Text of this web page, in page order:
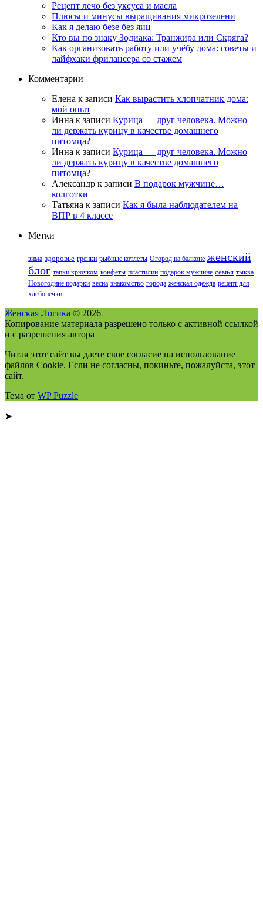
Рецепт лечо без уксуса и масла
Плюсы и минусы выращивания микрозелени
Как я делаю безе без яиц
Кто вы по знаку Зодиака: Транжира или Скряга?
Как организовать работу или учёбу дома: советы и
лайфхаки фрилансера со стажем
Комментарии
Елена к записи Как вырастить хлопчатник дома:
мой опыт
Инна к записи Курица — друг человека. Можно
ли держать курицу в качестве домашнего
питомца?
Инна к записи Курица — друг человека. Можно
ли держать курицу в качестве домашнего
питомца?
Александр к записи В подарок мужчине…
колготки
Татьяна к записи Как я была наблюдателем на
ВПР в 4 классе
Метки
зима здоровье гренки рыбные котлеты Огород на балконе женский
блог тапки крючком конфеты пластилин подарок мужчине семья тыква
Новогодние подарки весна знакомство города женская одежда рецепт для
хлебопечки
Женская Логика © 2026
Копирование материала разрешено только с активной ссылкой
и с разрешения автора
Читая этот сайт вы даете свое согласие на использование
файлов Cookie. Если не согласны, покиньте, пожалуйста, этот
сайт.
Тема от WP Puzzle
➤